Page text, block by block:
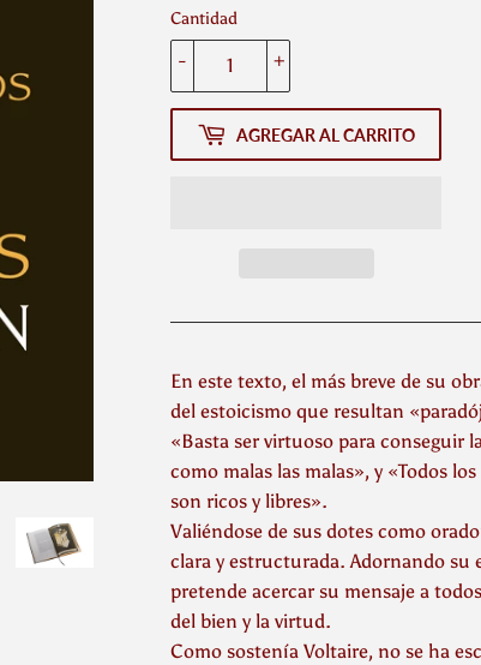
Cantidad
+
-
AGREGAR AL CARRITO
En este texto, el más breve de su
del estoicismo que resultan
«Basta ser virtuoso para conseguir
como malas las malas», y «Todos
son ricos y libres».
Valiéndose de sus dotes como
clara y estructurada. Adornando
pretende acercar su mensaje a
del bien y la virtud.
Como sostenía Voltaire, no se ha